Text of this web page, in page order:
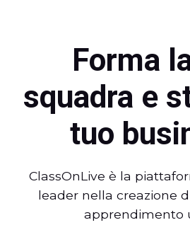
Forma
squadra e
tuo
ClassOnLive è la
leader nella creazione
apprendimento